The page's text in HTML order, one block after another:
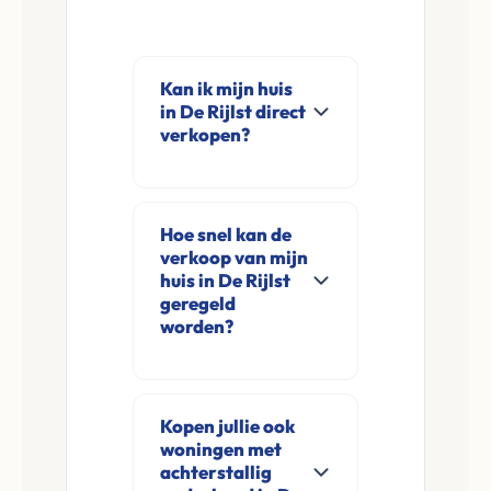
Kan ik mijn huis
in De Rijlst direct
verkopen?
direct aan in De Rijlst
en omgeving. U
verkoopt
rechtstreeks aan ons
en zonder
makelaarskosten.
Hoe snel kan de
verkoop van mijn
huis in De Rijlst
geregeld
worden?
aanvraag en
eventuele korte
Kopen jullie ook
woningen met
achterstallig